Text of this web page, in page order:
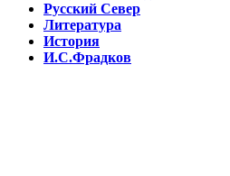
Русский Север
Литература
История
И.С.Фрадков